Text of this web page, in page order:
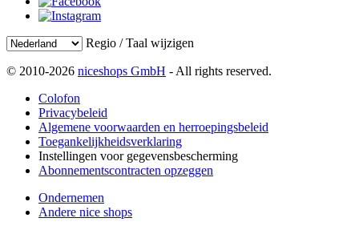
Regio / Taal wijzigen
© 2010-2026 niceshops GmbH - All rights reserved.
Colofon
Privacybeleid
Algemene voorwaarden en herroepingsbeleid
Toegankelijkheidsverklaring
Instellingen voor gegevensbescherming
Abonnementscontracten opzeggen
Ondernemen
Andere nice shops